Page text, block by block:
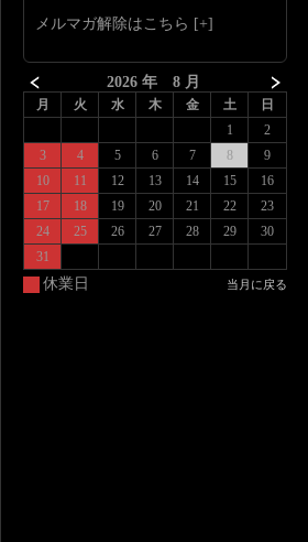
メルマガ解除はこちら
2026 年 8 月
月 火 水 木 金 土
日
1
2
3
4 5 6 7 8
9
10
11 12 13 14 15
16
17
18 19 20 21 22
23
24
25 26 27 28 29
30
31
休業日 当月に戻る